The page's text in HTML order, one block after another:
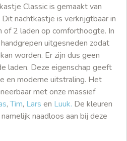
Classic is gemaakt van
nachtkastje is verkrijgtbaar in
of 2 laden op comforthoogte. In
uitgesneden zodat
worden. Er zijn dus geen
laden. Deze eigenschap geeft
en moderne uitstraling. Het
met onze massief
,Tim, Lars en Luuk. De kleuren
naadloos aan bij deze